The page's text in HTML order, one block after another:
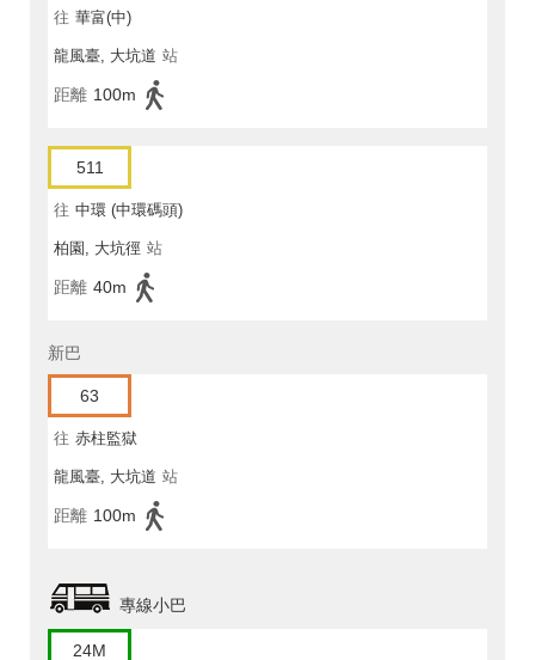
往 華富(中)
龍風臺, 大坑道 站
距離 100m
511
往 中環 (中環碼頭)
柏園, 大坑徑 站
距離 40m
新巴
63
往 赤柱監獄
龍風臺, 大坑道 站
距離 100m
專線小巴
24M